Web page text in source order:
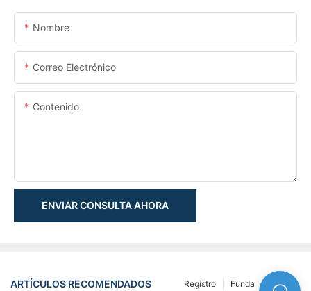
Nombre
Correo Electrónico
Contenido
ENVIAR CONSULTA AHORA
ARTÍCULOS RECOMENDADOS NEWS
Funda
Registro